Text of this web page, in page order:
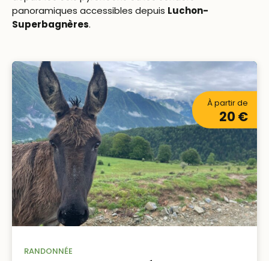
panoramiques accessibles depuis Luchon-
Superbagnères.
Prix à partir de
À partir de
20 €
RANDONNÉE